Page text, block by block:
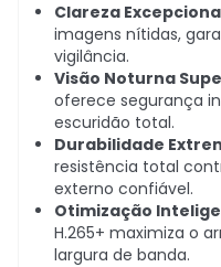
Clareza
imagens nítidas,
vigilância.
Visão Noturna
oferece segurança
escuridão total.
Durabilidade
resistência total
externo confiável.
Otimização
H.265+ maximiza o
largura de banda.